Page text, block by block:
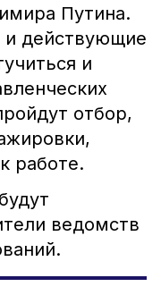
Путина.
действующие
и
отбор,
работе.
ведомств